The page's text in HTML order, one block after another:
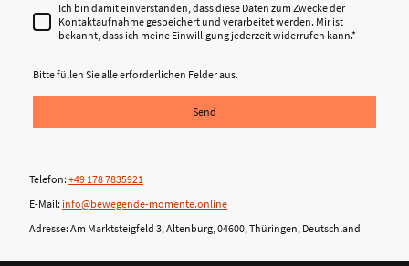
Ich bin damit einverstanden, dass diese Daten zum Zwecke der
Kontaktaufnahme gespeichert und verarbeitet werden. Mir ist
bekannt, dass ich meine Einwilligung jederzeit widerrufen kann.*
Bitte füllen Sie alle erforderlichen Felder aus.
Send
Telefon: +49 178 7835921
E-Mail: info@bewegende-momente.online
Adresse: Am Marktsteigfeld 3, Altenburg, 04600, Thüringen, Deutschland